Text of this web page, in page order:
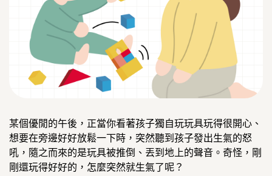
某個優閒的午後，正當你看著孩子獨自玩玩具玩得很開心、
想要在旁邊好好放鬆一下時，突然聽到孩子發出生氣的怒
吼，隨之而來的是玩具被推倒、丟到地上的聲音。奇怪，剛
剛還玩得好好的，怎麼突然就生氣了呢？